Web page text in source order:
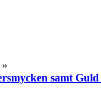
»
samt